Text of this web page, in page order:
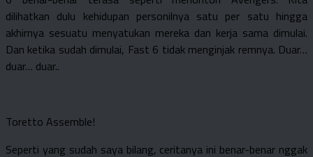
dilihatkan dulu kehidupan personilnya satu per satu hingga
akhirnya sesuatu menyatukan mereka dan kerja sama dimulai.
Dan ketika sudah dimulai, Fast 6 tidak menginjak remnya. Duar…
duar… duar..
Toretto Assemble!
Seperti yang sudah saya bilang, ceritanya ini benar-benar nggak